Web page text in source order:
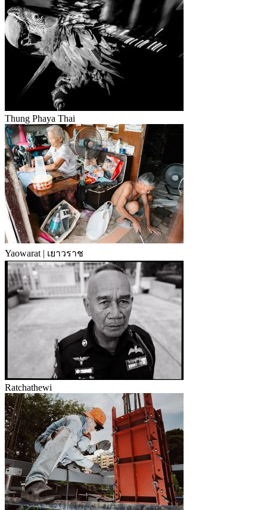
Thung Phaya Thai
Yaowarat | เยาวราช
Ratchathewi